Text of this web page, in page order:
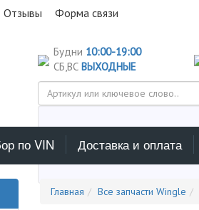
Отзывы Форма связи
Будни 10:00-19:00
СБ,ВС ВЫХОДНЫЕ
Выберите каталог поиска
по VIN Доставка и оплата
Главная Все запчасти Wingle